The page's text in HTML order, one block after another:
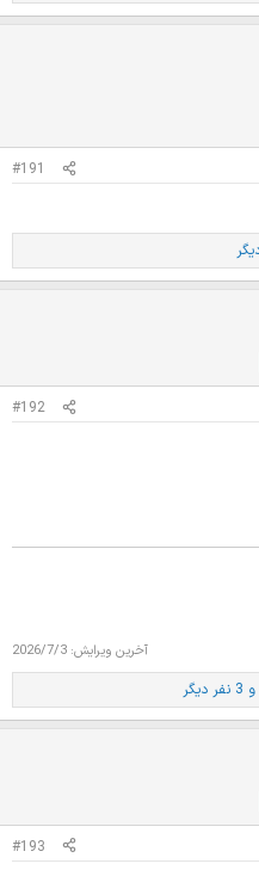
#191
#192
آخرین ویرایش: 2026/7/3
و 3 نفر دیگر
#193